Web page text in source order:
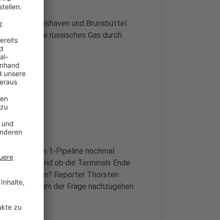
Wilhelmshaven und Brunsbüttel.
indem sie russisches Gas durch
Stream 1-Pipeline nochmal
sind und ob die Terminals Ende
können? Reporter Thorsten
gemacht um der Frage nachzugehen